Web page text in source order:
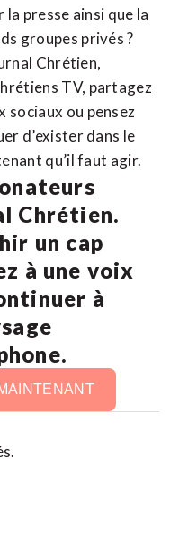
presse ainsi que la
groupes privés ?
Chrétien,
TV, partagez
sociaux ou pensez
d’exister dans le
qu’il faut agir.
Chrétien.
un cap
à une voix
à